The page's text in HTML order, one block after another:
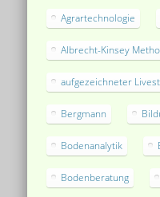
Agrartechnologie
Albrecht-Kinsey
aufgezeichneter
Bergmann
Bodenanalytik
Bodenberatung